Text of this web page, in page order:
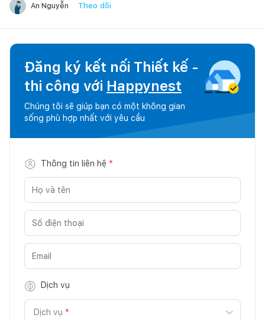
An Nguyễn Theo dõi
Đăng ký kết nối Thiết kế -
thi công với Happynest
Chúng tôi sẽ giúp bạn có một không gian
sống phù hợp nhất với yêu cầu
Thông tin liên hệ *
Dịch vụ
Dịch vụ *